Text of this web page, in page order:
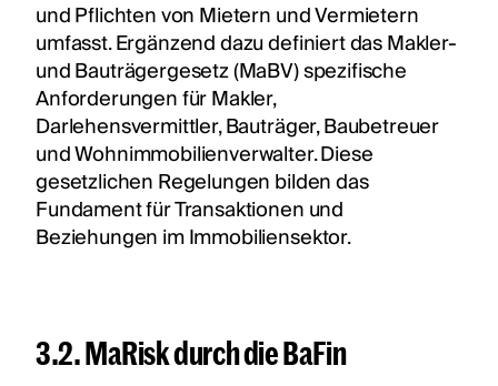
und Pflichten von Mietern und Vermietern
umfasst. Ergänzend dazu definiert das Makler-
und Bauträgergesetz (MaBV) spezifische
Anforderungen für Makler,
Darlehensvermittler, Bauträger, Baubetreuer
und Wohnimmobilienverwalter. Diese
gesetzlichen Regelungen bilden das
Fundament für Transaktionen und
Beziehungen im Immobiliensektor.
3.2. MaRisk durch die BaFin